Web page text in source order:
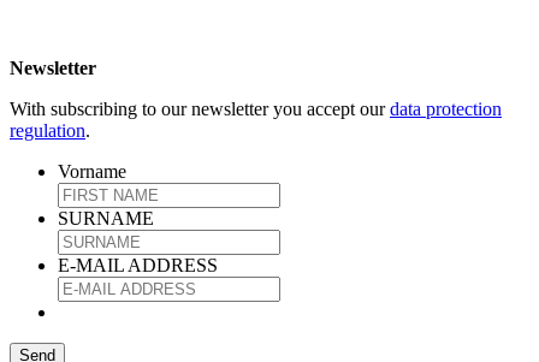
Newsletter
With subscribing to our newsletter you accept ourdata protection
regulation.
Vorname
SURNAME
E-MAIL ADDRESS